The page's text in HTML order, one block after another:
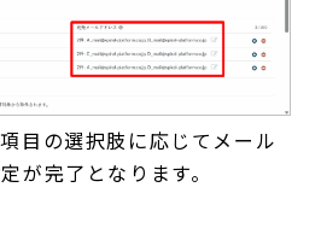
目の選択肢に応じてメール
が完了となります。